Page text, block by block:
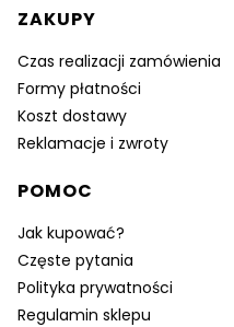
Linki w stopce
ZAKUPY
Czas realizacji zamówienia
Formy płatności
Koszt dostawy
Reklamacje i zwroty
POMOC
Jak kupować?
Częste pytania
Polityka prywatności
Regulamin sklepu